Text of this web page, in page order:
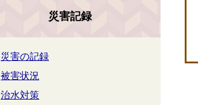
災害記録
災害の記録
被害状況
治水対策